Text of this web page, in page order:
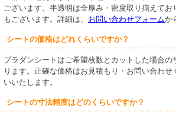
ございます。半透明は全厚み・密度取り揃えて
もございます。詳細は、 お問い合わせフォームか
シートの価格はどれくらいですか？
プラダンシートはご希望枚数とカットした場合
ります。正確な価格はお見積もり・お問い合わせ
いいたします。
シートの寸法精度はどのくらいですか？